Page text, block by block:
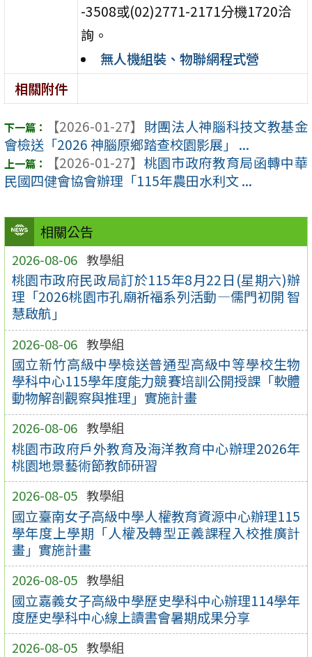
相關公告
2026-08-06 教學組
桃園市政府民政局訂於115年8月22日(星期六)辦
理「2026桃園市孔廟祈福系列活動—儒門初開 智
慧啟航」
2026-08-06 教學組
國立新竹高級中學檢送普通型高級中等學校生物
學科中心115學年度能力競賽培訓公開授課「軟體
動物解剖觀察與推理」實施計畫
2026-08-06 教學組
桃園市政府戶外教育及海洋教育中心辦理2026年
桃園地景藝術節教師研習
2026-08-05 教學組
國立臺南女子高級中學人權教育資源中心辦理115
學年度上學期「人權及轉型正義課程入校推廣計
畫」實施計畫
2026-08-05 教學組
國立嘉義女子高級中學歷史學科中心辦理114學年
度歷史學科中心線上讀書會暑期成果分享
2026-08-05 教學組
-3508或(02)2771-2171分機1720洽
詢。
無人機組裝、物聯網程式營
相關附件
【2026-01-27】 財團法人神腦科技文教基金
會檢送「2026 神腦原鄉踏查校園影展」 ...
【2026-01-27】 桃園市政府教育局函轉中華
民國四健會協會辦理「115年農田水利文 ...